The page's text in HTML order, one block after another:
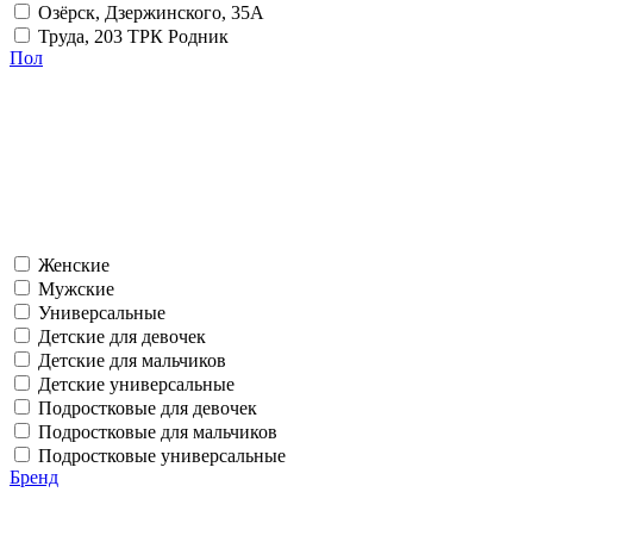
Озёрск, Дзержинского, 35А
Труда, 203 ТРК Родник
Пол
Женские
Мужские
Универсальные
Детские для девочек
Детские для мальчиков
Детские универсальные
Подростковые для девочек
Подростковые для мальчиков
Подростковые универсальные
Бренд